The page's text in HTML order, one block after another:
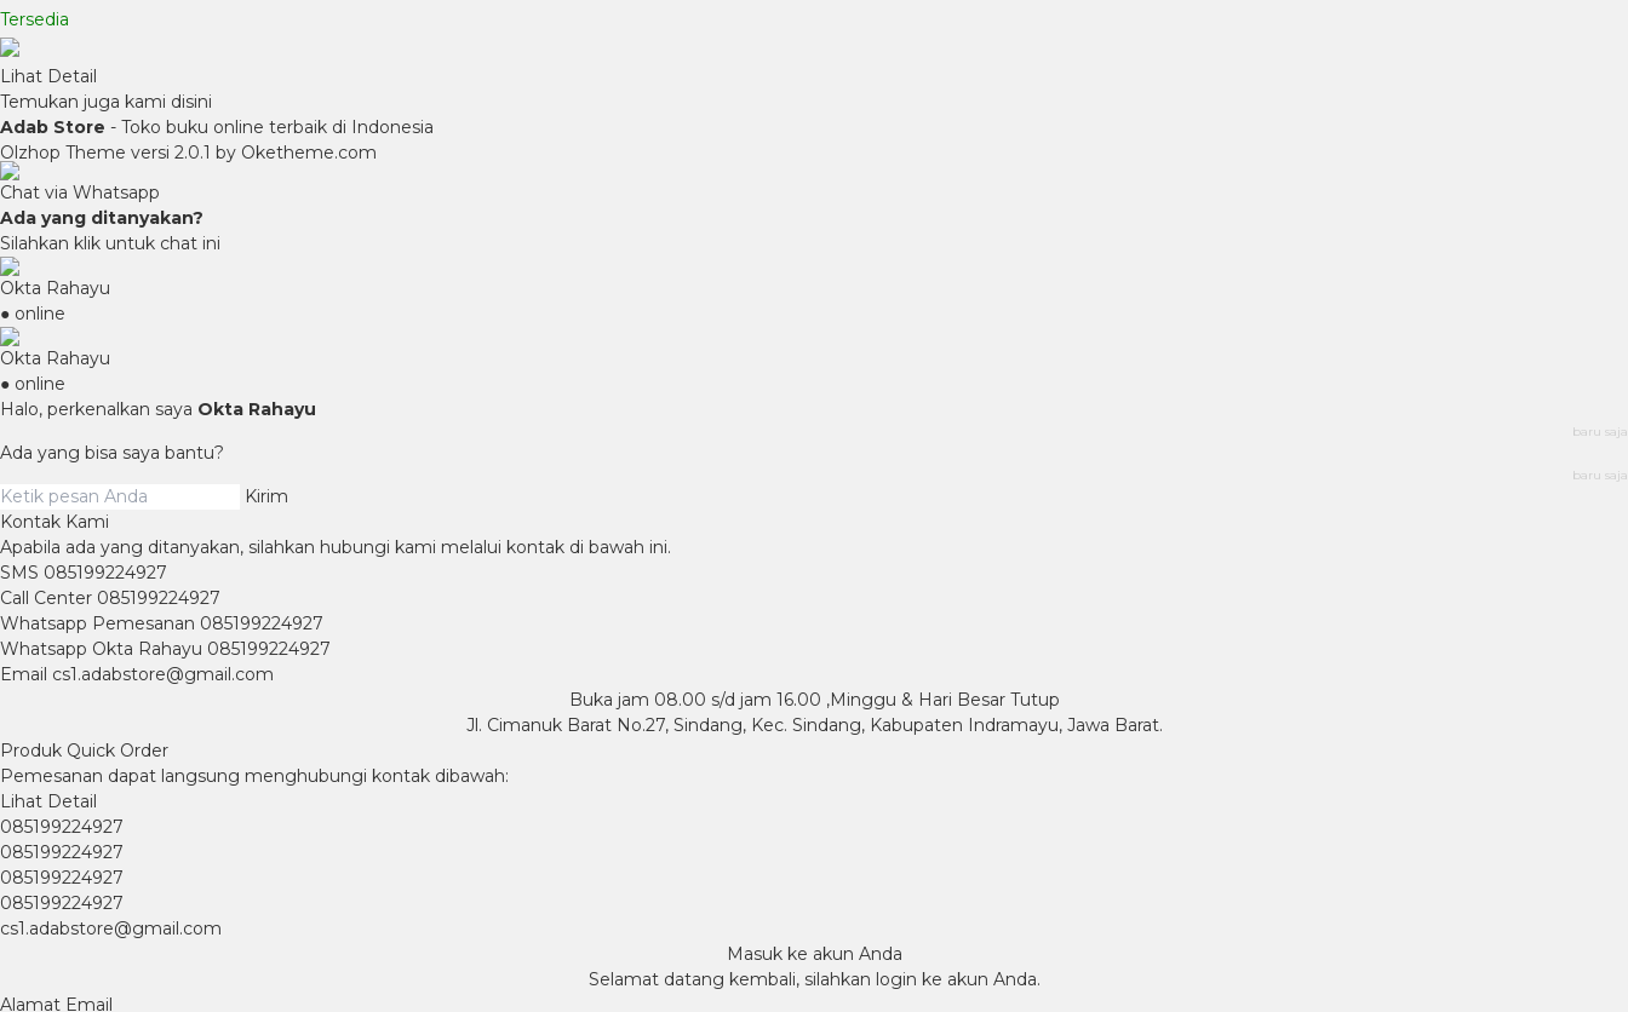
Tersedia
Lihat Detail
Temukan juga kami disini
Adab Store - Toko buku online terbaik di Indonesia
Olzhop Theme versi 2.0.1 by Oketheme.com
Chat via Whatsapp
Ada yang ditanyakan?
Silahkan klik untuk chat ini
Okta Rahayu
● online
Okta Rahayu
● online
Halo, perkenalkan saya Okta Rahayu
baru saja
Ada yang bisa saya bantu?
baru saja
Kirim
Kontak Kami
Apabila ada yang ditanyakan, silahkan hubungi kami melalui kontak di bawah ini.
SMS 085199224927
Call Center 085199224927
Whatsapp Pemesanan 085199224927
Whatsapp Okta Rahayu 085199224927
Email cs1.adabstore@gmail.com
Buka jam 08.00 s/d jam 16.00 ,Minggu & Hari Besar Tutup
Jl. Cimanuk Barat No.27, Sindang, Kec. Sindang, Kabupaten Indramayu, Jawa Barat.
Produk Quick Order
Pemesanan dapat langsung menghubungi kontak dibawah:
Lihat Detail
085199224927
085199224927
085199224927
085199224927
cs1.adabstore@gmail.com
Masuk ke akun Anda
Selamat datang kembali, silahkan login ke akun Anda.
Alamat Email